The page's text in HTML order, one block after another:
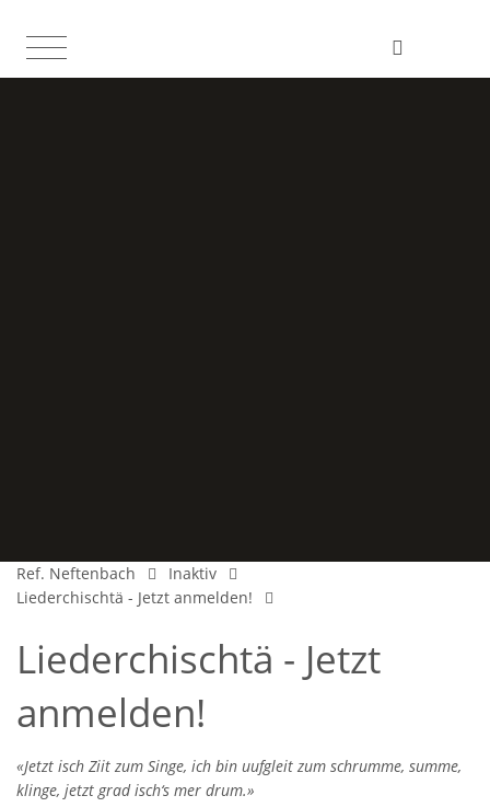
Ref. Neftenbach
Inaktiv
Liederchischtä - Jetzt anmelden!
Liederchischtä - Jetzt
anmelden!
«Jetzt isch Ziit zum Singe, ich bin uufgleit zum schrumme, summe,
klinge, jetzt grad isch‘s mer drum.»